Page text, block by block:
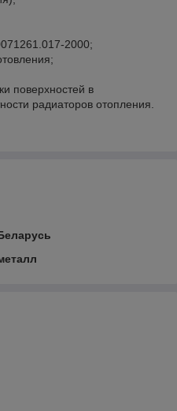
2000;
поверхностей в
радиаторов отопления.